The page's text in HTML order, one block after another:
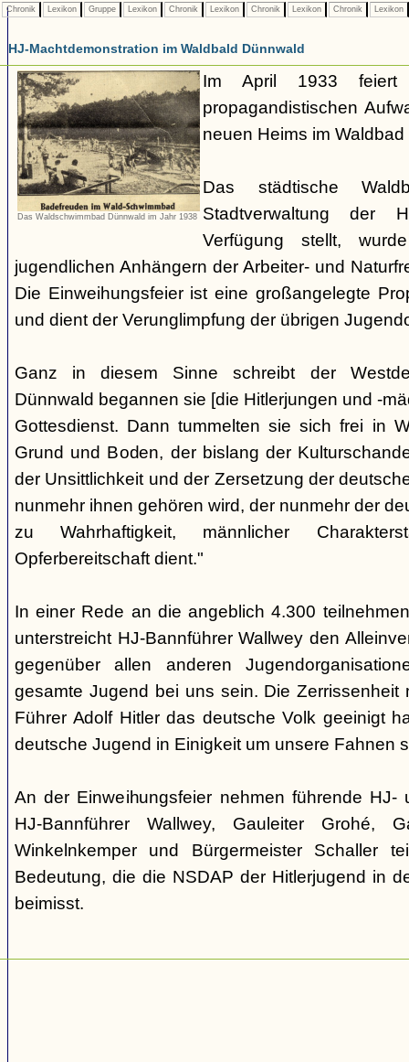
Chronik Lexikon Gruppe Lexikon Chronik Lexikon Chronik Lexikon Chronik Lexikon
HJ-Machtdemonstration im Waldbald Dünnwald
Das Waldschwimmbad Dünnwald im Jahr 1938
Im April 1933
propagandistischen
neuen Heims im
Das städtische
Stadtverwaltung der
Verfügung stellt,
jugendlichen Anhängern der Arbeiter- und
Die Einweihungsfeier ist eine großangelegte
und dient der Verunglimpfung der übrigen
Ganz in diesem Sinne schreibt der
Dünnwald begannen sie [die Hitlerjungen und -
Gottesdienst. Dann tummelten sie sich frei in
Grund und Boden, der bislang der
der Unsittlichkeit und der Zersetzung der
nunmehr ihnen gehören wird, der nunmehr der
zu Wahrhaftigkeit, männlicher
Opferbereitschaft dient."
In einer Rede an die angeblich 4.300
unterstreicht HJ-Bannführer Wallwey den
gegenüber allen anderen
gesamte Jugend bei uns sein. Die Zerrissenheit
Führer Adolf Hitler das deutsche Volk geeinigt
deutsche Jugend in Einigkeit um unsere Fahnen
An der Einweihungsfeier nehmen führende HJ-
HJ-Bannführer Wallwey, Gauleiter Grohé,
Winkelnkemper und Bürgermeister Schaller
Bedeutung, die die NSDAP der Hitlerjugend in
beimisst.